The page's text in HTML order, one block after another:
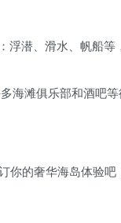
浮潜、滑水、帆船等
海滩俱乐部和酒吧等
你的奢华海岛体验吧